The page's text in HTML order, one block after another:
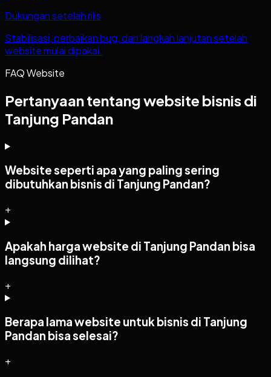
Dukungan setelah rilis
Stabilisasi, perbaikan bug, dan langkah lanjutan setelah
website mulai dipakai.
FAQ Website
Pertanyaan tentang website bisnis di
Tanjung Pandan
Website seperti apa yang paling sering
dibutuhkan bisnis di Tanjung Pandan?
+
Apakah harga website di Tanjung Pandan bisa
langsung dilihat?
+
Berapa lama website untuk bisnis di Tanjung
Pandan bisa selesai?
+